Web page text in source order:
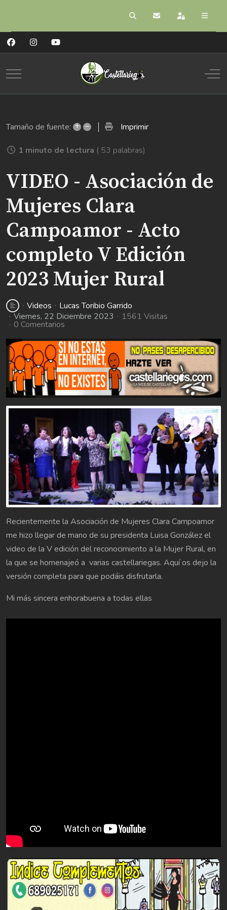
BuscarSuscribirse a las
Registrarse
Mobile Menu Toggle
Tamaño de fuente: + – Imprimir
1 minuto de lectura ( 53 palabras)
VIDEO - Asociación de
Mujeres Clara
Campoamor - Acto
completo V Edición
2023 Mujer Rural
Videos
Lucas Toribio Garrido
Viernes, 22 Diciembre 2023
1561 Visitas
0 Comentarios
Recientemente la Asociación de Mujeres Clara Campoamor
me hizo llegar de mano de su presidenta Luisa González el
video de la V edición del reconocimiento a la Mujer Rural, en
la que se homenajeó a varias castellariegas. Aquí os dejo la
versión completa para que podáis disfrutarla.
Mi más sincera enhorabuena a todas ellas